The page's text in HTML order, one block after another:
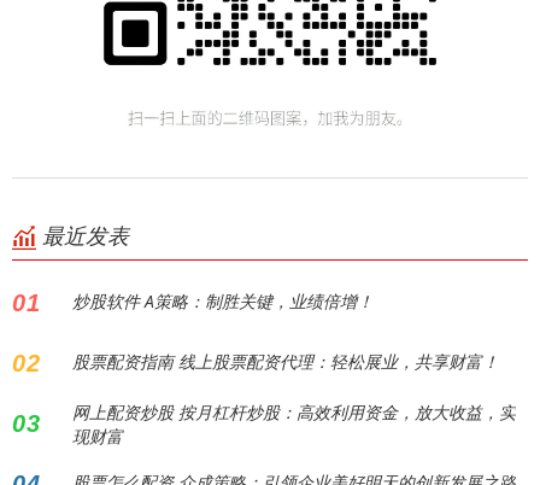
最近发表
01 炒股软件 A策略：制胜关键，业绩倍增！
02 股票配资指南 线上股票配资代理：轻松展业，共享财富！
03
网上配资炒股 按月杠杆炒股：高效利用资金，放大收益，实
现财富